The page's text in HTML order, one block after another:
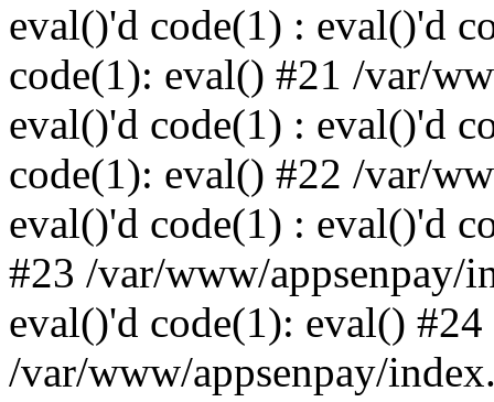
eval()'d code(1) : eval()'d
code(1): eval() #21 /var/
eval()'d code(1) : eval()'d
code(1): eval() #22 /var/
eval()'d code(1) : eval()'d
#23 /var/www/appsenpay/
eval()'d code(1): eval() #24
/var/www/appsenpay/